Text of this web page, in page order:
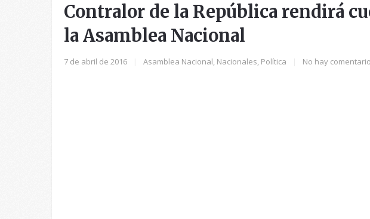
Contralor de la República rendirá
la Asamblea Nacional
7 de abril de 2016 Asamblea Nacional, Nacionales, Política No hay